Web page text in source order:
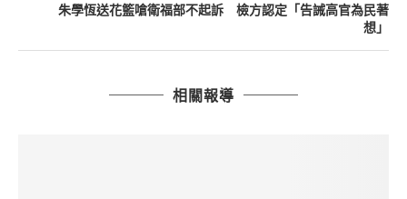
朱學恆送花籃嗆衛福部不起訴 檢方認定「告誡高官為民著
想」
相關報導